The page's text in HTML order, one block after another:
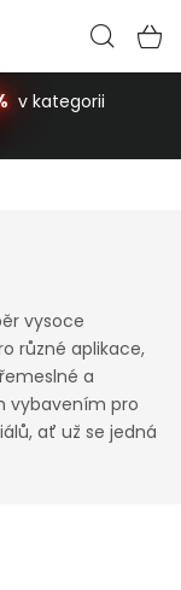
v kategorii
vysoce
různé aplikace,
a
vybavením pro
ať už se jedná